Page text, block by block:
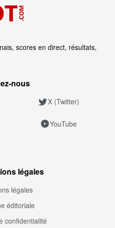
scores en direct, résultats,
X (Twitter)
YouTube
légales
légales
éditoriale
confidentialité